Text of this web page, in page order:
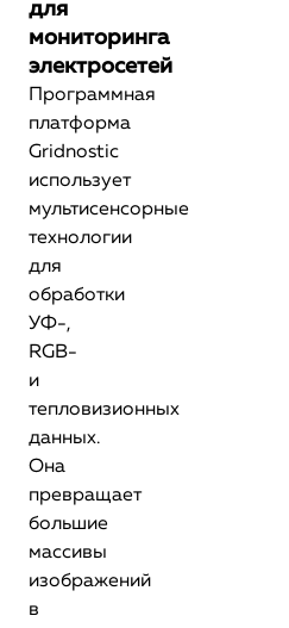
для
мониторинга
электросетей
Программная
платформа
Gridnostic
использует
мультисенсорные
технологии
для
обработки
УФ-,
RGB-
и
тепловизионных
данных.
Она
превращает
большие
массивы
изображений
в